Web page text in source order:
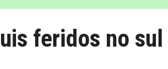
feridos no